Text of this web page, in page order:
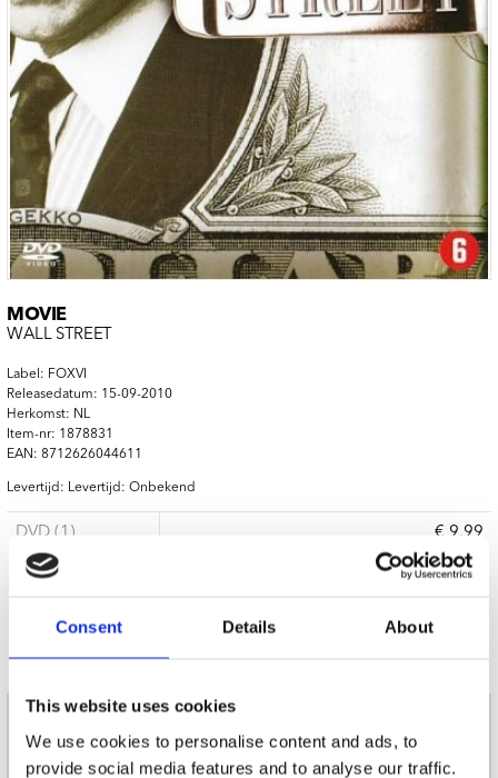
Consent Details About
This website uses cookies
We use cookies to personalise content and ads, to
provide social media features and to analyse our traffic.
MOVIE
WALL STREET
Label: FOXVI
Releasedatum: 15-09-2010
Herkomst: NL
Item-nr: 1878831
EAN: 8712626044611
Levertijd: Levertijd: Onbekend
DVD (1) € 9.99
nieuwsbrief